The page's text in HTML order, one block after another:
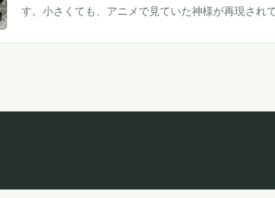
す。小さくても、アニメで見ていた神様が再現され